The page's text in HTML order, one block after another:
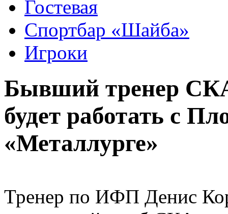
Гостевая
Спортбар «Шайба»
Игроки
Бывший тренер
будет работать с
«Металлурге»
Тренер по ИФП Денис